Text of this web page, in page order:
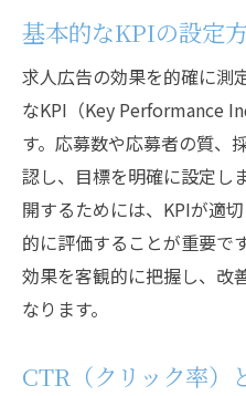
基本的なKPIの設定
求人広告の効果を的確に測
なKPI（Key Performance
す。応募数や応募者の質、
認し、目標を明確に設定し
開するためには、KPIが適
的に評価することが重要で
効果を客観的に把握し、改
なります。
CTR（クリック率）